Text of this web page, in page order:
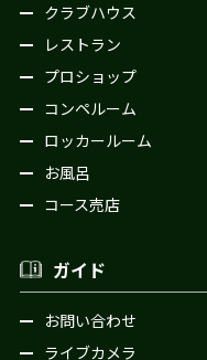
クラブハウス
レストラン
プロショップ
コンペルーム
ロッカールーム
お風呂
コース売店
ガイド
お問い合わせ
ライブカメラ